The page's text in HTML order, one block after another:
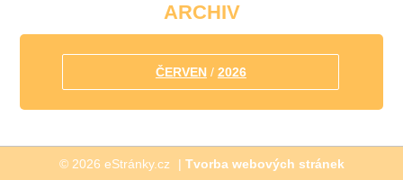
ARCHIV
ČERVEN/ 2026
© 2026 eStránky.cz | Tvorba webových stránek